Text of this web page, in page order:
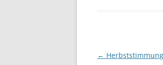
Beitragsnavigation
←